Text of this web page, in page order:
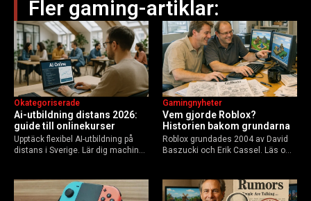
Fler gaming-artiklar:
Ai-utbildning distans 2026:
guide till onlinekurser
Okategoriserade
Upptäck flexibel AI-utbildning på
distans i Sverige. Lär dig machine
Guide för nybörjare och
yrkesverksamma som vill bygga…
Vem gjorde Roblox?
Historien bakom grundarna
Gamingnyheter
Roblox grundades 2004 av David
Baszucki och Erik Cassel. Läs om
användare 2025, och vad som
händer inför 2026.